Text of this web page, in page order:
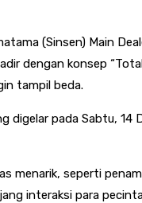
(Sinsen) Main
dengan konsep
tampil beda.
digelar pada Sabtu,
menarik, seperti
interaksi para